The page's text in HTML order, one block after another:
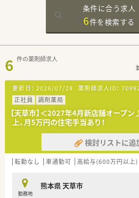
条件に合う求人
6件を検索する
6 件の薬剤師求人
更新日： 2026/07/28 薬剤師求人ID：
正社員
調剤薬局
【天草市】＜2027年4月新店舗オープ
上、月5万円の住宅手当あり！
検討リストに追
転勤なし 車通勤可 高給与(600万円以上)
勤務地
熊本県 天草市